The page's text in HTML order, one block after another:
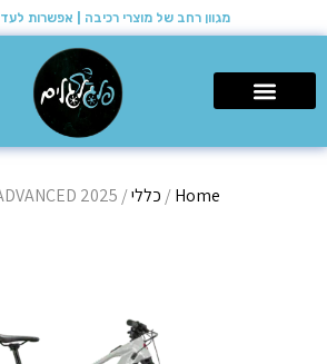
מגוון רחב של מוצרי רכיבה | אפשרות לעד 12 תשלומים
Home
/ כללי/ E-RIOT ADVANCED 2025